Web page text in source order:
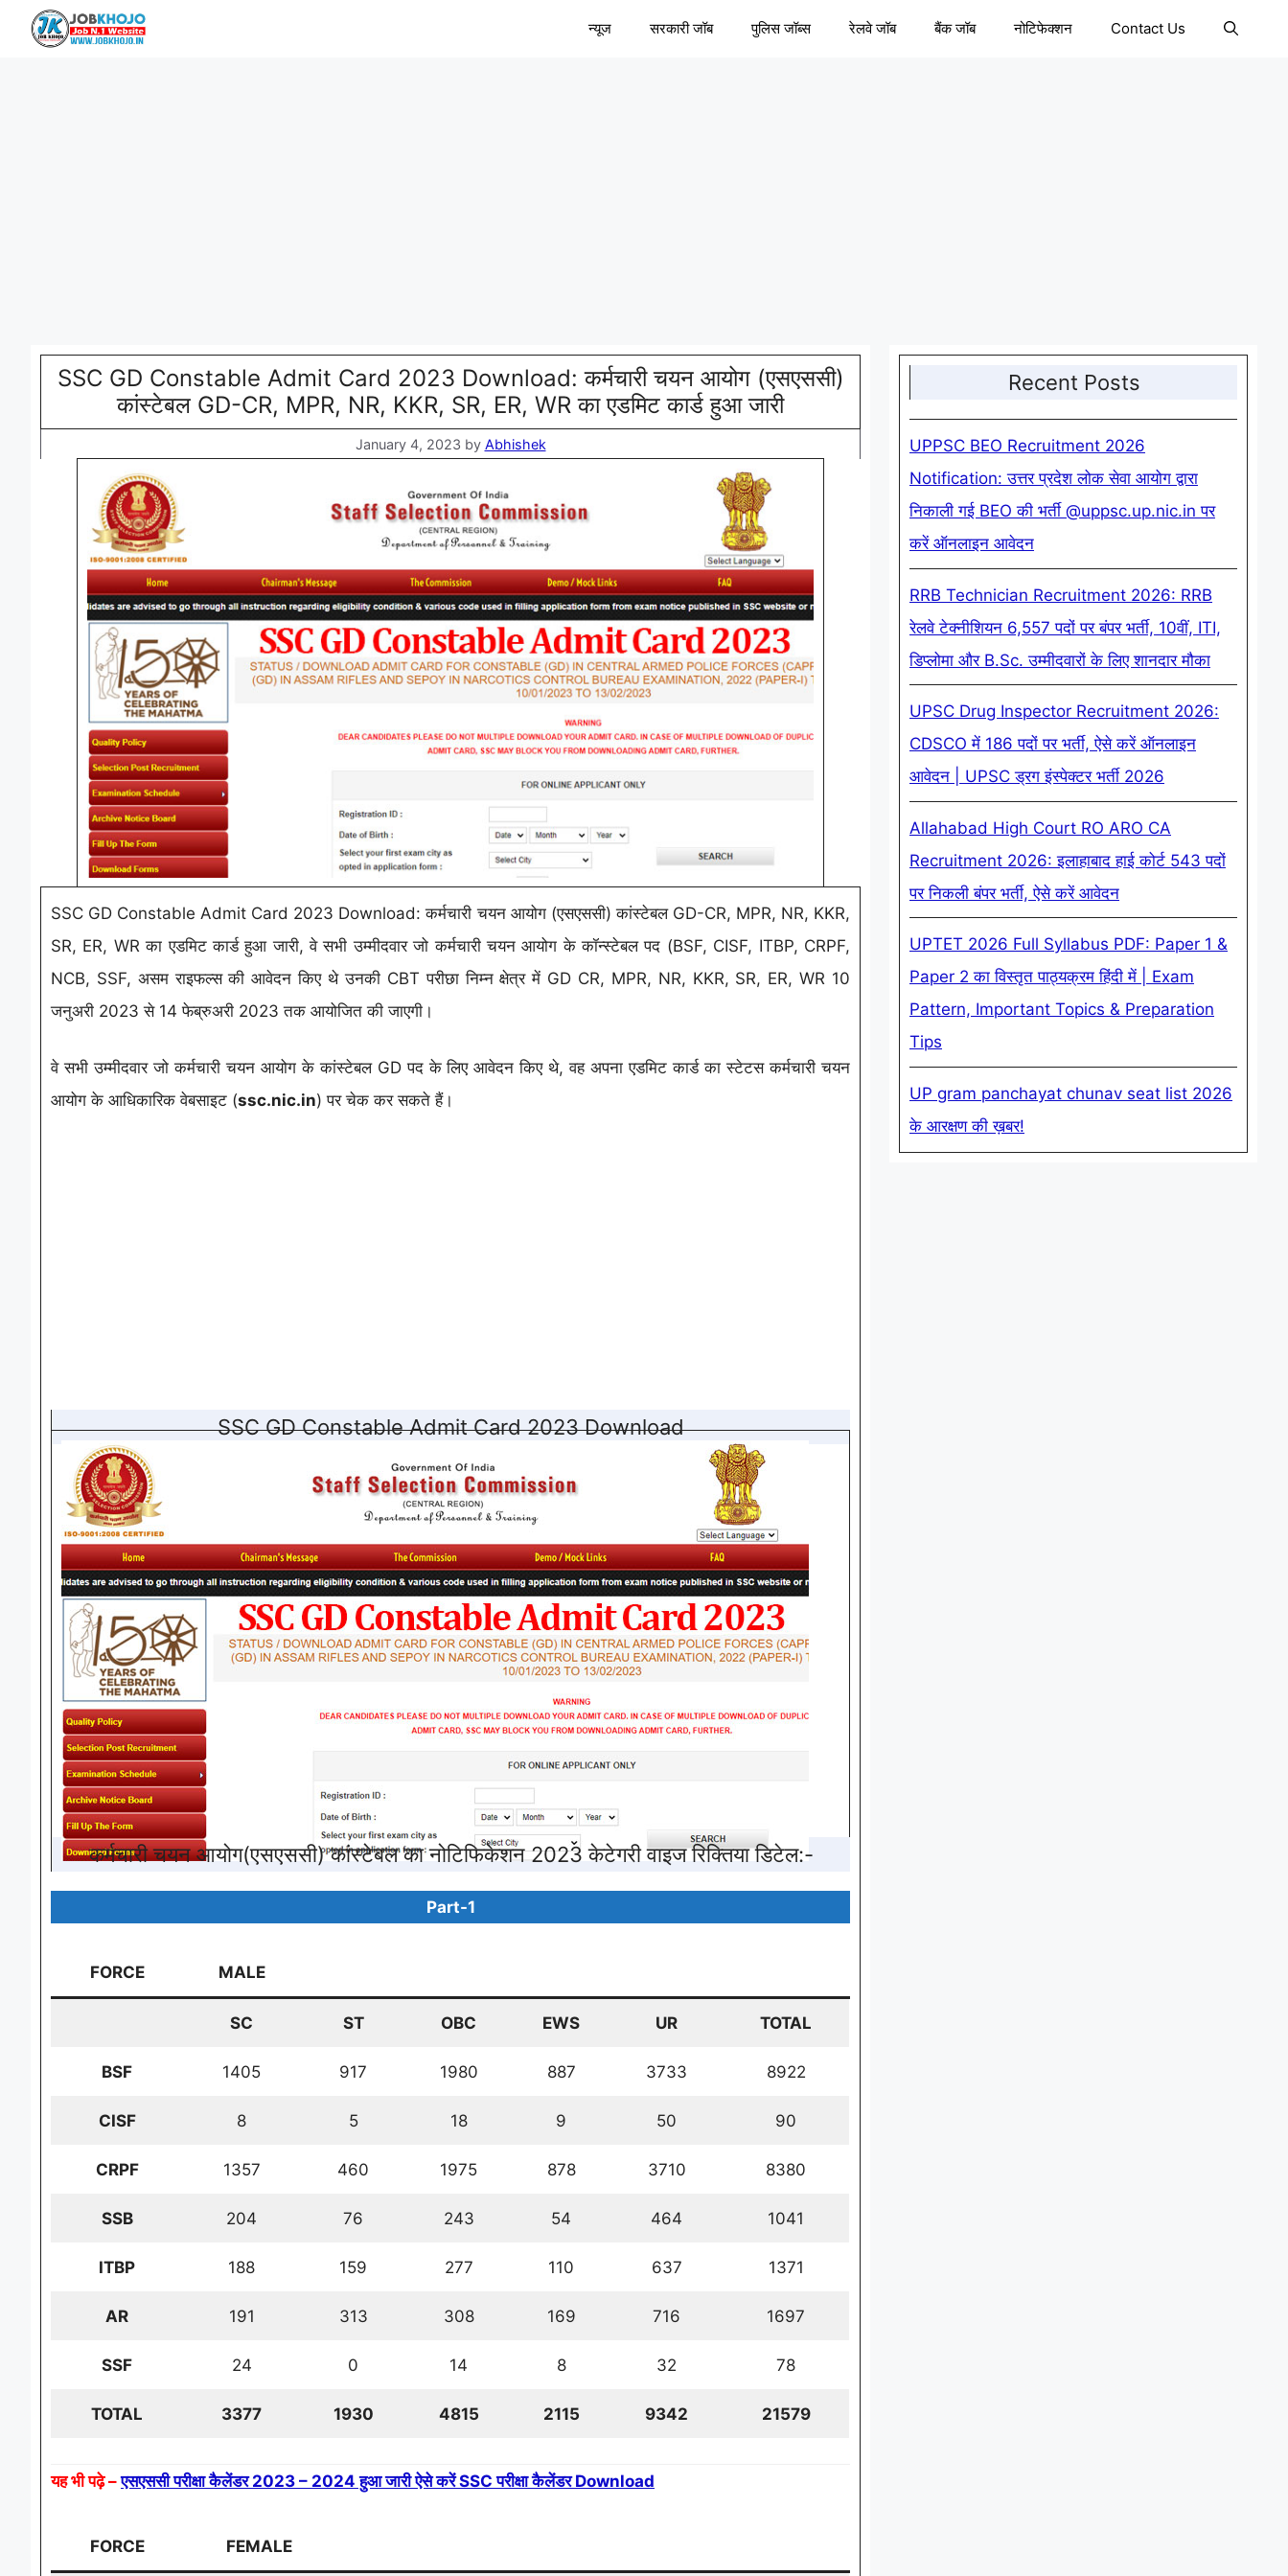
न्यूज सरकारी जॉब पुलिस जॉब्स रेलवे जॉब बैंक जॉब नोटिफेक्शन Contact Us
SSC GD Constable Admit Card 2023 Download: कर्मचारी चयन आयोग (एसएससी)
कांस्टेबल GD-CR, MPR, NR, KKR, SR, ER, WR का एडमिट कार्ड हुआ जारी
January 4, 2023 by Abhishek
SSC GD Constable Admit Card 2023 Download: कर्मचारी चयन आयोग (एसएससी) कांस्टेबल GD-CR, MPR, NR, KKR,
SR, ER, WR का एडमिट कार्ड हुआ जारी, वे सभी उम्मीदवार जो कर्मचारी चयन आयोग के कॉन्स्टेबल पद (BSF, CISF, ITBP, CRPF,
NCB, SSF, असम राइफल्स की आवेदन किए थे उनकी CBT परीछा निम्न क्षेत्र में GD CR, MPR, NR, KKR, SR, ER, WR 10
जनुअरी 2023 से 14 फेब्रुअरी 2023 तक आयोजित की जाएगी।
वे सभी उम्मीदवार जो कर्मचारी चयन आयोग के कांस्टेबल GD पद के लिए आवेदन किए थे, वह अपना एडमिट कार्ड का स्टेटस कर्मचारी चयन
आयोग के आधिकारिक वेबसाइट (ssc.nic.in) पर चेक कर सकते हैं।
SSC GD Constable Admit Card 2023 Download
कर्मचारी चयन आयोग(एसएससी) कांस्टेबल का नोटिफिकेशन 2023 केटेगरी वाइज रिक्तिया डिटेल:-
Part-1
FORCE MALE
SC ST OBC EWS UR TOTAL
BSF 1405 917 1980 887 3733 8922
CISF 8 5 18 9 50 90
CRPF 1357 460 1975 878 3710 8380
SSB 204 76 243 54 464 1041
ITBP 188 159 277 110 637 1371
AR 191 313 308 169 716 1697
SSF 24 0 14 8 32 78
TOTAL 3377 1930 4815 2115 9342 21579
यह भी पढ़े –एसएससी परीक्षा कैलेंडर 2023 – 2024 हुआ जारी ऐसे करें SSC परीक्षा कैलेंडर Download
FORCE FEMALE
Recent Posts
UPPSC BEO Recruitment 2026
Notification: उत्तर प्रदेश लोक सेवा आयोग द्वारा
निकाली गई BEO की भर्ती @uppsc.up.nic.in पर
करें ऑनलाइन आवेदन
RRB Technician Recruitment 2026: RRB
रेलवे टेक्नीशियन 6,557 पदों पर बंपर भर्ती, 10वीं, ITI,
डिप्लोमा और B.Sc. उम्मीदवारों के लिए शानदार मौका
UPSC Drug Inspector Recruitment 2026:
CDSCO में 186 पदों पर भर्ती, ऐसे करें ऑनलाइन
आवेदन | UPSC ड्रग इंस्पेक्टर भर्ती 2026
Allahabad High Court RO ARO CA
Recruitment 2026: इलाहाबाद हाई कोर्ट 543 पदों
पर निकली बंपर भर्ती, ऐसे करें आवेदन
UPTET 2026 Full Syllabus PDF: Paper 1 &
Paper 2 का विस्तृत पाठ्यक्रम हिंदी में | Exam
Pattern, Important Topics & Preparation
Tips
UP gram panchayat chunav seat list 2026
के आरक्षण की ख़बर!